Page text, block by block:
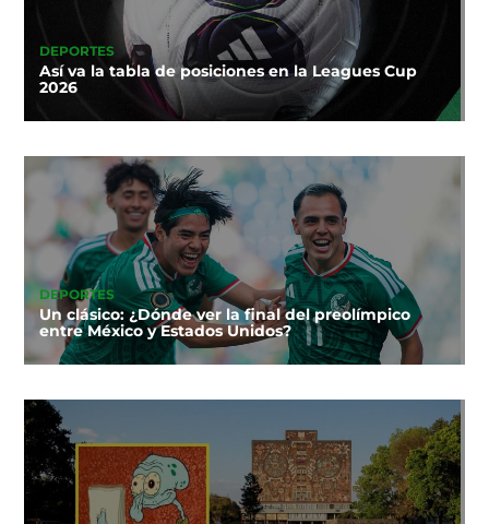
DEPORTES
Así va la tabla de posiciones en la Leagues Cup
2026
DEPORTES
Un clásico: ¿Dónde ver la final del preolímpico
entre México y Estados Unidos?